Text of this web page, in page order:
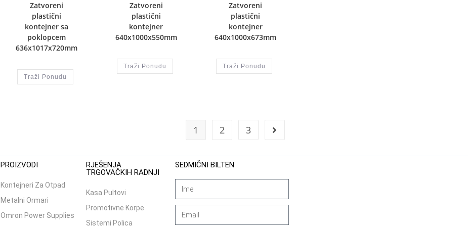
Zatvoreni
plastični
kontejner sa
poklopcem
636x1017x720mm
Traži Ponudu
Zatvoreni
plastični
kontejner
640x1000x550mm
Traži Ponudu
Zatvoreni
plastični
kontejner
640x1000x673mm
Traži Ponudu
1 2 3
PROIZVODI
Kontejneri Za Otpad
Metalni Ormari
Omron Power Supplies
RJEŠENJA
TRGOVAČKIH RADNJI
Kasa Pultovi
Promotivne Korpe
Sistemi Polica
SEDMIČNI BILTEN